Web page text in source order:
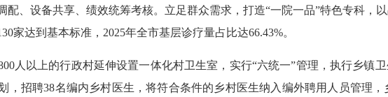
配、设备共享、绩效统筹考核。立足群众需求，打造“一院一品”特色专科，
家达到基本标准，2025年全市基层诊疗量占比达66.43%。
以上的行政村延伸设置一体化村卫生室，实行“六统一”管理，执行乡镇
，招聘38名编内乡村医生，将符合条件的乡村医生纳入编外聘用人员管理